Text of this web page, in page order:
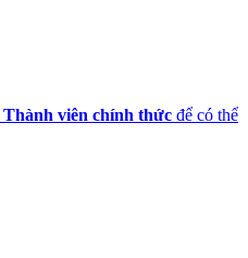
Thành viên chính thức để có thể